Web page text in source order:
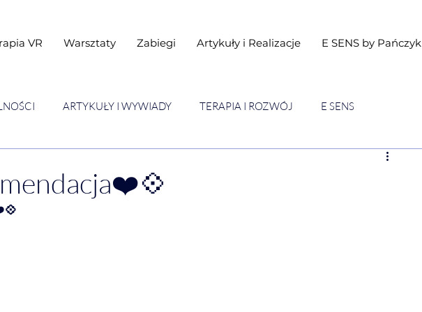
VR Warsztaty Zabiegi Artykuły i Realizacje E SENS by Pańczyk
ARTYKUŁY I WYWIADY TERAPIA I ROZWÓJ E SENS